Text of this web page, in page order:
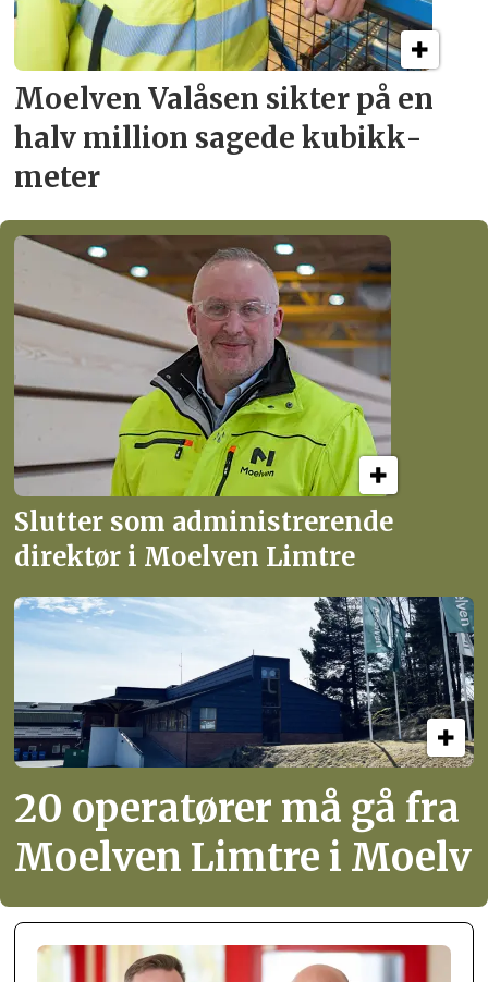
Moelven Valåsen sikter på en
halv million sagede kubikk­
meter
Slutter som administrerende
direktør i Moelven Limtre
20 operatører må gå fra
Moelven Limtre i Moelv